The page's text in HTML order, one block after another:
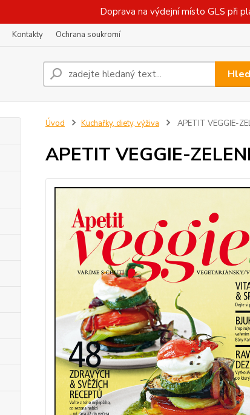
Doprava na výdejní místo GLS při
Kontakty Ochrana soukromí
Úvod Kuchařky, diety, výživa APETIT VEGGIE-
APETIT VEGGIE-